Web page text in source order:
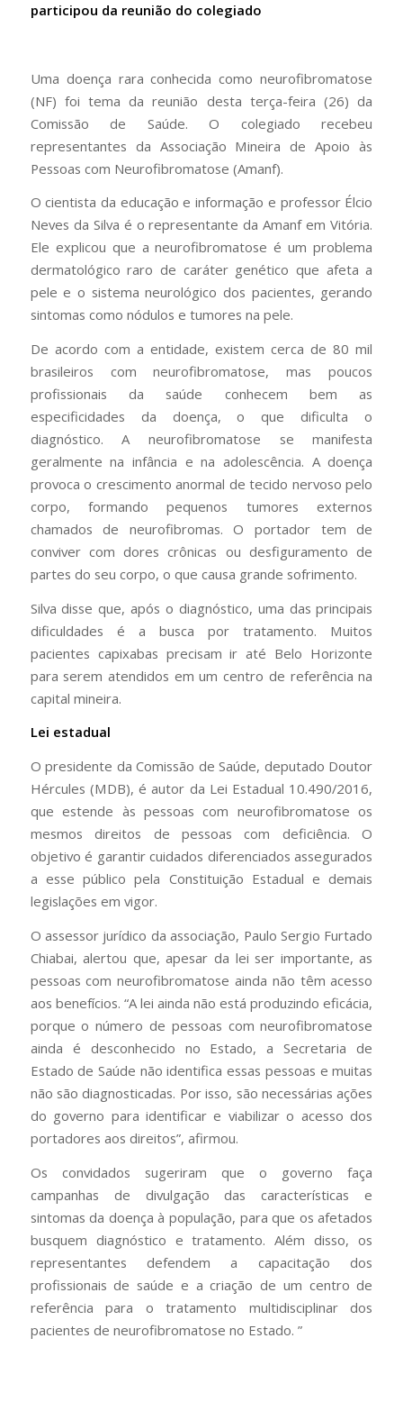
participou da reunião do colegiado
Uma doença rara conhecida como neurofibromatose
(NF) foi tema da reunião desta terça-feira (26) da
Comissão de Saúde. O colegiado recebeu
representantes da Associação Mineira de Apoio às
Pessoas com Neurofibromatose (Amanf).
O cientista da educação e informação e professor Élcio
Neves da Silva é o representante da Amanf em Vitória.
Ele explicou que a neurofibromatose é um problema
dermatológico raro de caráter genético que afeta a
pele e o sistema neurológico dos pacientes, gerando
sintomas como nódulos e tumores na pele.
De acordo com a entidade, existem cerca de 80 mil
brasileiros com neurofibromatose, mas poucos
profissionais da saúde conhecem bem as
especificidades da doença, o que dificulta o
diagnóstico. A neurofibromatose se manifesta
geralmente na infância e na adolescência. A doença
provoca o crescimento anormal de tecido nervoso pelo
corpo, formando pequenos tumores externos
chamados de neurofibromas. O portador tem de
conviver com dores crônicas ou desfiguramento de
partes do seu corpo, o que causa grande sofrimento.
Silva disse que, após o diagnóstico, uma das principais
dificuldades é a busca por tratamento. Muitos
pacientes capixabas precisam ir até Belo Horizonte
para serem atendidos em um centro de referência na
capital mineira.
Lei estadual
O presidente da Comissão de Saúde, deputado Doutor
Hércules (MDB), é autor da Lei Estadual 10.490/2016,
que estende às pessoas com neurofibromatose os
mesmos direitos de pessoas com deficiência. O
objetivo é garantir cuidados diferenciados assegurados
a esse público pela Constituição Estadual e demais
legislações em vigor.
O assessor jurídico da associação, Paulo Sergio Furtado
Chiabai, alertou que, apesar da lei ser importante, as
pessoas com neurofibromatose ainda não têm acesso
aos benefícios. “A lei ainda não está produzindo eficácia,
porque o número de pessoas com neurofibromatose
ainda é desconhecido no Estado, a Secretaria de
Estado de Saúde não identifica essas pessoas e muitas
não são diagnosticadas. Por isso, são necessárias ações
do governo para identificar e viabilizar o acesso dos
portadores aos direitos”, afirmou.
Os convidados sugeriram que o governo faça
campanhas de divulgação das características e
sintomas da doença à população, para que os afetados
busquem diagnóstico e tratamento. Além disso, os
representantes defendem a capacitação dos
profissionais de saúde e a criação de um centro de
referência para o tratamento multidisciplinar dos
pacientes de neurofibromatose no Estado. ”